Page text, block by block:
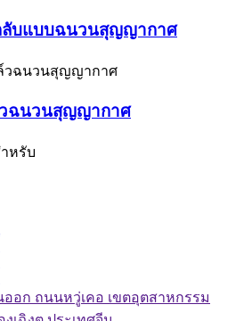
ลับแบบฉนวนสุญญากาศ
วฉนวนสุญญากาศ
หรับ
ออก ถนนหวู่เคอ เขตอุตสาหกรรม